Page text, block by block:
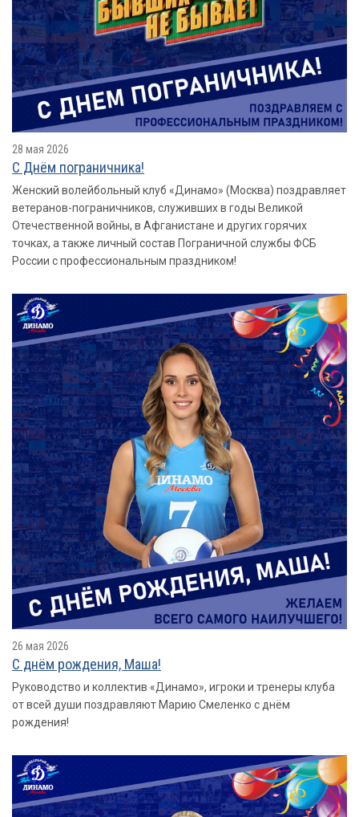
28 мая 2026
​​​​​​​С Днём пограничника!
Женский волейбольный клуб «Динамо» (Москва) поздравляет
ветеранов-пограничников, служивших в годы Великой
Отечественной войны, в Афганистане и других горячих
точках, а также личный состав Пограничной службы ФСБ
России с профессиональным праздником!
26 мая 2026
С днём рождения, Маша!
Руководство и коллектив «Динамо», игроки и тренеры клуба
от всей души поздравляют Марию Смеленко с днём
рождения!